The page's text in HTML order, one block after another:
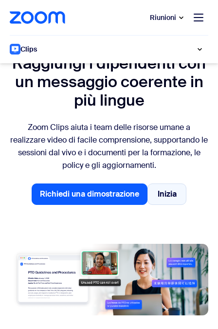
principale
di assistenza Riunioni
Clips
Raggiungi i dipendenti con
un messaggio coerente in
più lingue
Zoom Clips aiuta i team delle risorse umane a
realizzare video di facile comprensione, supportando le
sessioni dal vivo e i documenti per la formazione, le
policy e gli aggiornamenti.
Richiedi una dimostrazione
Richiedi una dimostrazione
Inizia
Contatta il